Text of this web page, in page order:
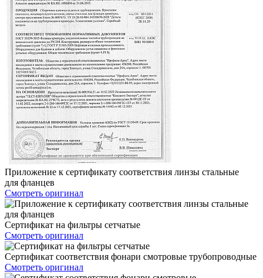
Приложение к сертификату соответствия линзы стальные
для фланцев
Смотреть оригинал
Сертификат на фильтры сетчатые
Смотреть оригинал
Сертификат соответствия фонари смотровые трубопроводные
Смотреть оригинал